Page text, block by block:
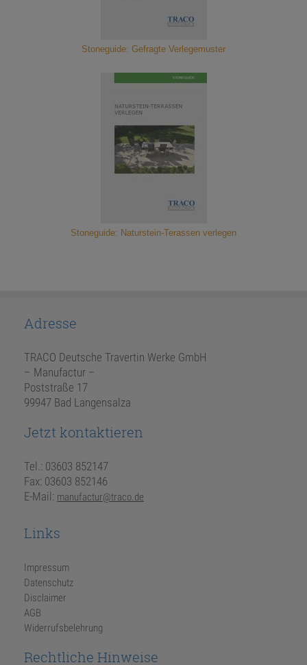
Stoneguide: Gefragte Verlegemuster
Stoneguide: Naturstein-Terassen verlegen
Adresse
TRACO Deutsche Travertin Werke GmbH
– Manufactur –
Poststraße 17
99947 Bad Langensalza
Jetzt kontaktieren
Tel.: 03603 852147
Fax: 03603 852146
E-Mail: manufactur@traco.de
Links
Impressum
Datenschutz
Disclaimer
AGB
Widerrufsbelehrung
Rechtliche Hinweise